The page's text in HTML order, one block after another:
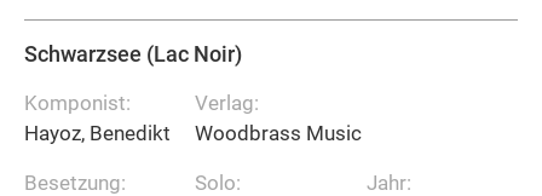
Schwarzsee (Lac Noir)
Komponist:
Hayoz, Benedikt
Besetzung:
Verlag:
Woodbrass Music
Solo:
Jahr: